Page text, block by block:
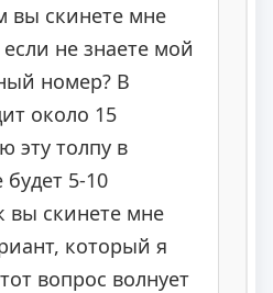
вы скинете мне
не знаете мой
номер? В
около 15
эту толпу в
5-10
вы скинете мне
который я
вопрос волнует